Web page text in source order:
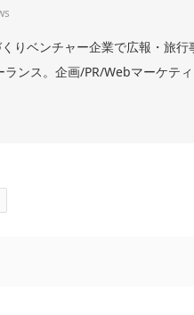
くりベンチャー企業で広報・旅
ンス。企画/PR/Webマーケテ